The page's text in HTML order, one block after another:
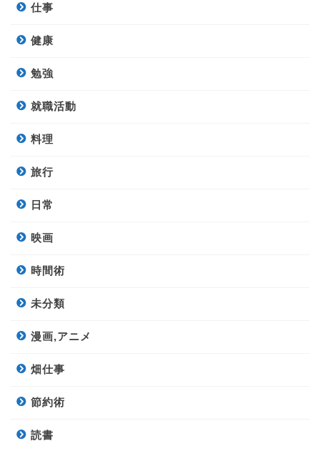
仕事
健康
勉強
就職活動
料理
旅行
日常
映画
時間術
未分類
漫画,アニメ
畑仕事
節約術
読書